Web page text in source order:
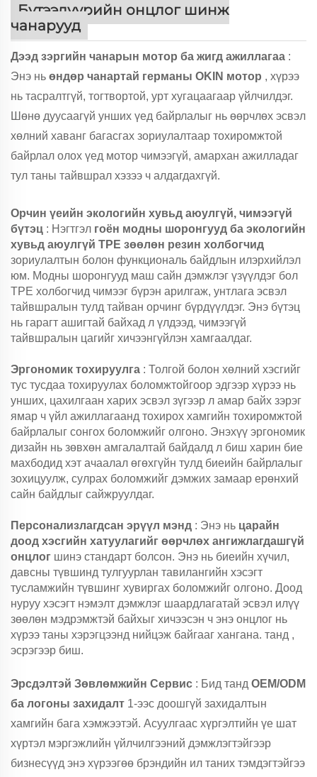
Бүтээдүүрийн онцлог шинж
чанарууд
Дээд зэргийн чанарын мотор ба жигд ажиллагаа :
Энэ нь өндөр чанартай германы OKIN мотор , хүрээ
нь тасралтгүй, тогтвортой, урт хугацаагаар үйлчилдэг.
Шөнө дуусаагүй унших үед байрлалыг нь өөрчлөх эсвэл
хөлний хаванг багасгах зориулалтаар тохиромжтой
байрлал олох үед мотор чимээгүй, амархан ажилладаг
тул таны тайвшрал хэзээ ч алдагдахгүй.
Орчин үеийн экологийн хувьд аюулгүй, чимээгүй
бүтэц : Нэгтгэл гоён модны шоронгууд ба экологийн
хувьд аюулгүй TPE зөөлөн резин холбогчид
зориулалтын болон функциональ байдлын илэрхийлэл
юм. Модны шоронгууд маш сайн дэмжлэг үзүүлдэг бол
TPE холбогчид чимээг бүрэн арилгаж, унтлага эсвэл
тайвшралын тулд тайван орчинг бүрдүүлдэг. Энэ бүтэц
нь гарагт ашигтай байхад л үлдээд, чимээгүй
тайвшралын цагийг хичээнгүйлэн хамгаалдаг.
Эргономик тохируулга : Толгой болон хөлний хэсгийг
тус тусдаа тохируулах боломжтойгоор эдгээр хүрээ нь
унших, цахилгаан харих эсвэл зүгээр л амар байх зэрэг
ямар ч үйл ажиллагаанд тохирох хамгийн тохиромжтой
байрлалыг сонгох боломжийг олгоно. Энэхүү эргономик
дизайн нь зөвхөн амгалалтай байдалд л биш харин бие
махбодид хэт ачаалал өгөхгүйн тулд биеийн байрлалыг
зохицуулж, сулрах боломжийг дэмжих замаар ерөнхий
сайн байдлыг сайжруулдаг.
Персонализлагдсан эрүүл мэнд : Энэ нь царайн
доод хэсгийн хатуулагийг өөрчлөх ангижлагдашгүй
онцлог шинэ стандарт болсон. Энэ нь биеийн хүчил,
давсны түвшинд тулгуурлан тавилангийн хэсэгт
тусламжийн түвшинг хувиргах боломжийг олгоно. Доод
нуруу хэсэгт нэмэлт дэмжлэг шаардлагатай эсвэл илүү
зөөлөн мэдрэмжтэй байхыг хичээсэн ч энэ онцлог нь
хүрээ таны хэрэгцээнд нийцэж байгааг хангана. танд ,
эсрэгээр биш.
Эрсдэлтэй Зөвлөмжийн Сервис : Бид танд OEM/ODM
ба логоны захидалт 1-ээс доошгүй захидалтын
хамгийн бага хэмжээтэй. Асуулгаас хүргэлтийн үе шат
хүртэл мэргэжлийн үйлчилгээний дэмжлэгтэйгээр
бизнесүүд энэ хүрээгөө брэндийн ил таних тэмдэгтэйгээ